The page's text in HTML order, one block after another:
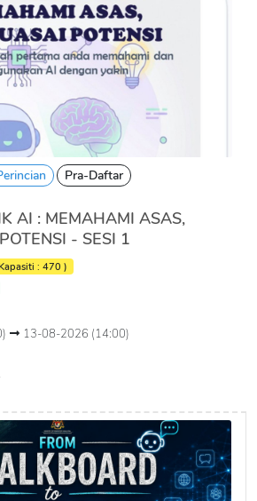
Pra-Daftar
AI : MEMAHAMI ASAS,
- SESI 1
: 470 )
13-08-2026 (14:00)